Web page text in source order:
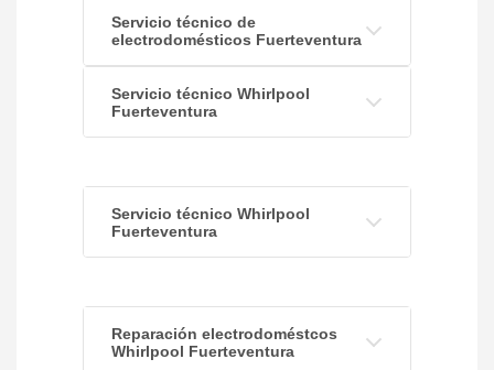
Servicio técnico de
electrodomésticos Fuerteventura
Servicio técnico Whirlpool
Fuerteventura
Servicio técnico Whirlpool
Fuerteventura
Reparación electrodoméstcos
Whirlpool Fuerteventura